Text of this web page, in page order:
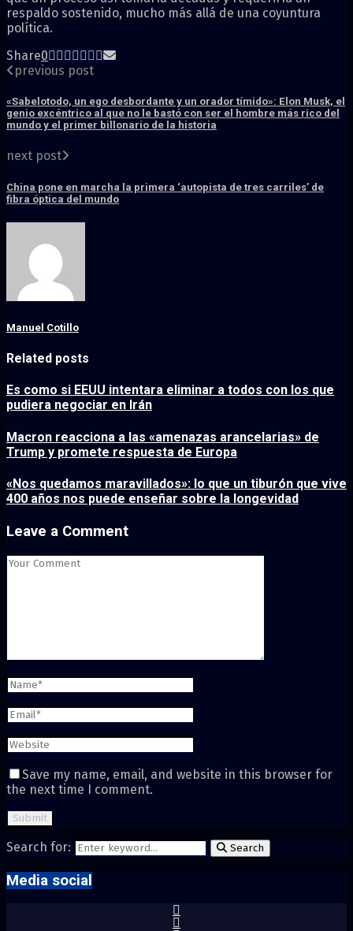
respaldo sostenido, mucho más allá de una coyuntura
política.
Share0
previous post
«Sabelotodo, un ego desbordante y un orador tímido»: Elon Musk, el
genio excéntrico al que no le bastó con ser el hombre más rico del
mundo y el primer billonario de la historia
next post
China pone en marcha la primera ‘autopista de tres carriles’ de
fibra óptica del mundo
Manuel Cotillo
Related posts
Es como si EEUU intentara eliminar a todos con los que
pudiera negociar en Irán
Macron reacciona a las «amenazas arancelarias» de
Trump y promete respuesta de Europa
«Nos quedamos maravillados»: lo que un tiburón que vive
400 años nos puede enseñar sobre la longevidad
Leave a Comment
Save my name, email, and website in this browser for
the next time I comment.
Search for: Search
Media social